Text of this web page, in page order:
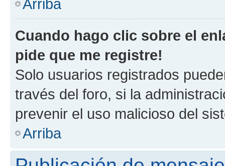
Arriba
Cuando hago clic sobre el
pide que me registre!
Solo usuarios registrados
través del foro, si la
prevenir el uso malicioso del
Arriba